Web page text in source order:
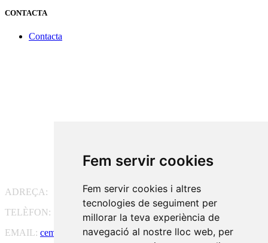
Fem servir cookies
Fem servir cookies i altres
tecnologies de seguiment per
millorar la teva experiència de
navegació al nostre lloc web, per
CONTACTA
Contacta
ADREÇA:
Pg. Vall d'Hebron, 119-129, 08035 Barcelona
TELÈFON:
93 175 15 55
EMAIL: cem-cat@cem-cat.org